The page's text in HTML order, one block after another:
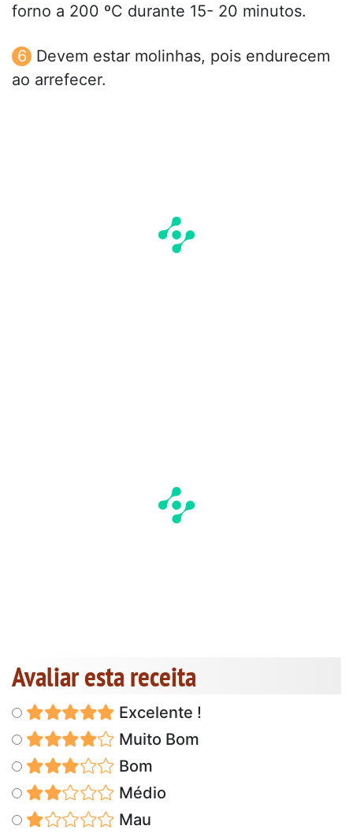
forno a 200 ºC durante 15- 20 minutos.
Devem estar molinhas, pois endurecem
ao arrefecer.
Avaliar esta receita
Excelente !
Muito Bom
Bom
Médio
Mau